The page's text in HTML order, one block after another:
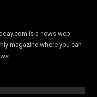
is a news web
magazine where you can